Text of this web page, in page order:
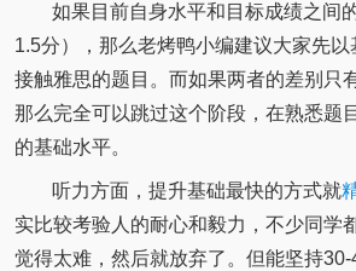
如果目前自身水平和目标成绩之间
1.5分），那么老烤鸭小编建议大家先
接触雅思的题目。而如果两者的差别只
那么完全可以跳过这个阶段，在熟悉题
的基础水平。
听力方面，提升基础最快的方式就
实比较考验人的耐心和毅力，不少同学
觉得太难，然后就放弃了。但能坚持